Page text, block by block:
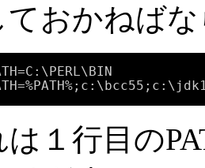
ておかねば
は１行目の